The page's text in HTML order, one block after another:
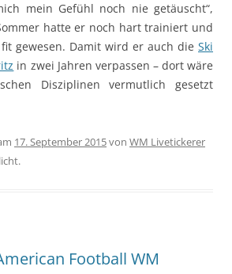
mein Gefühl noch nie getäuscht“,
hatte er noch hart trainiert und
gewesen. Damit wird er auch die Ski
in zwei Jahren verpassen – dort wäre
Disziplinen vermutlich gesetzt
17. September 2015von WM Livetickerer
Football WM